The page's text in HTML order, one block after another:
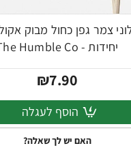
יחידות - The Humble Co
₪7.90
הוסף לעגלה
האם יש לך שאלה?